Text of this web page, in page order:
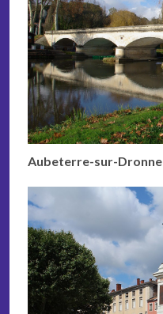
Aubeterre-sur-Dronne